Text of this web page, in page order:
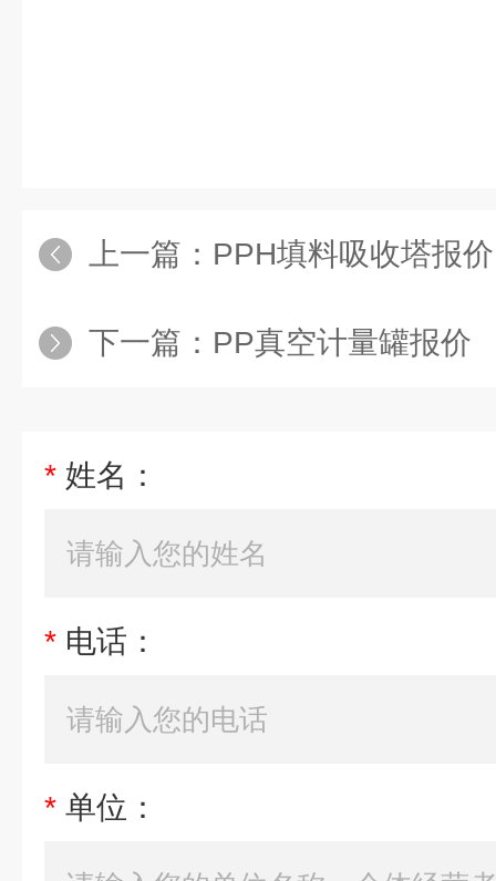
上一篇： PPH填料吸收塔报价
下一篇： PP真空计量罐报价
* 姓名：
* 电话：
* 单位：